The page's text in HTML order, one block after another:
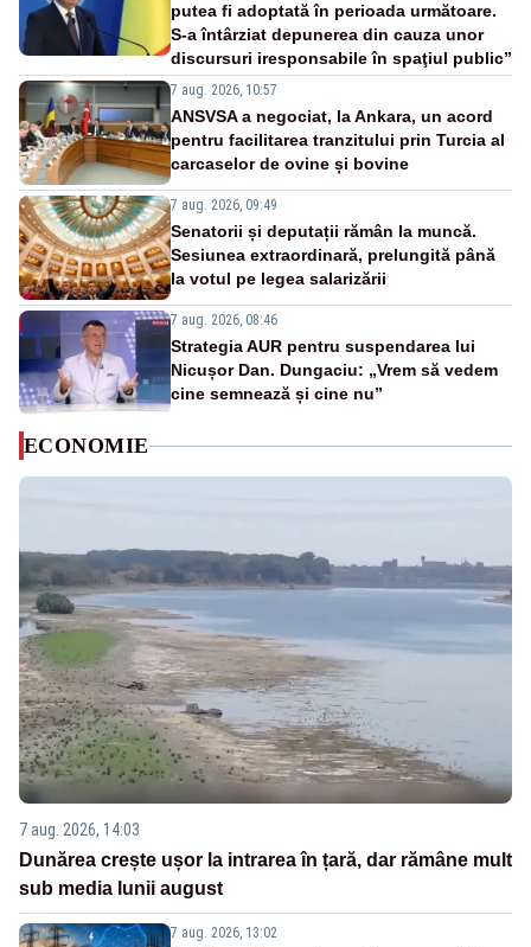
putea fi adoptată în perioada următoare.
S-a întârziat depunerea din cauza unor
discursuri iresponsabile în spaţiul public”
7 aug. 2026, 10:57
ANSVSA a negociat, la Ankara, un acord
pentru facilitarea tranzitului prin Turcia al
carcaselor de ovine și bovine
7 aug. 2026, 09:49
Senatorii și deputații rămân la muncă.
Sesiunea extraordinară, prelungită până
la votul pe legea salarizării
7 aug. 2026, 08:46
Strategia AUR pentru suspendarea lui
Nicușor Dan. Dungaciu: „Vrem să vedem
cine semnează și cine nu”
ECONOMIE
7 aug. 2026, 14:03
Dunărea crește ușor la intrarea în țară, dar rămâne mult
sub media lunii august
7 aug. 2026, 13:02